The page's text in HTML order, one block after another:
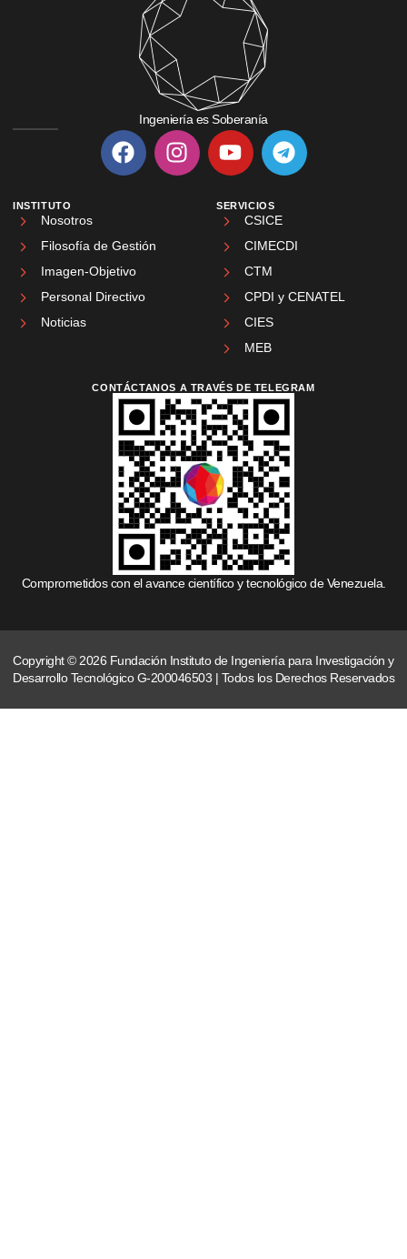
Ingeniería es Soberanía
INSTITUTO
Nosotros
Filosofía de Gestión
Imagen-Objetivo
Personal Directivo
Noticias
SERVICIOS
CSICE
CIMECDI
CTM
CPDI y CENATEL
CIES
MEB
CONTÁCTANOS A TRAVÉS DE TELEGRAM
Comprometidos con el avance científico y tecnológico de Venezuela.
Copyright © 2026 Fundación Instituto de Ingeniería para Investigación y
Desarrollo Tecnológico G-200046503 | Todos los Derechos Reservados